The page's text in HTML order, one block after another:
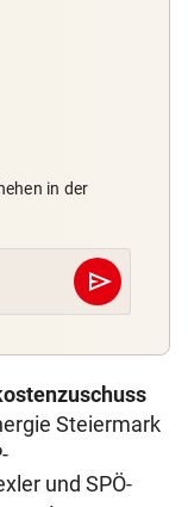
in der
send
Abschicken
Steiermark
und SPÖ-